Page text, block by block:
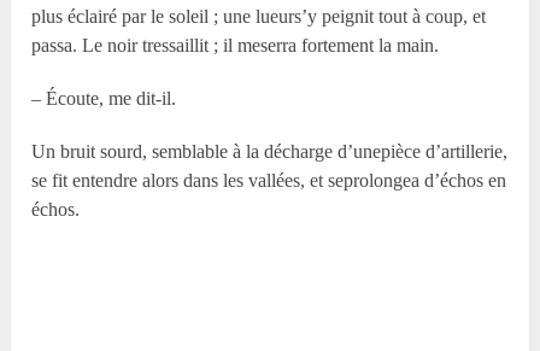
plus éclairé par le soleil ; une lueurs’y peignit tout à coup, et
passa. Le noir tressaillit ; il meserra fortement la main.
– Écoute, me dit-il.
Un bruit sourd, semblable à la décharge d’unepièce d’artillerie,
se fit entendre alors dans les vallées, et seprolongea d’échos en
échos.